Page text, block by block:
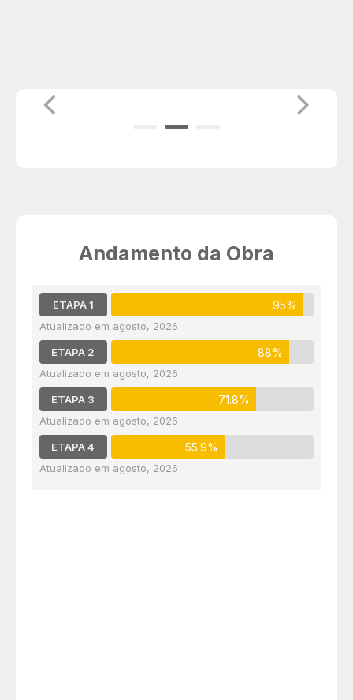
Andamento da Obra
ETAPA 1 95%
agosto, 2026
ETAPA 2 88%
agosto, 2026
ETAPA 3 71.8%
agosto, 2026
ETAPA 4 55.9%
agosto, 2026